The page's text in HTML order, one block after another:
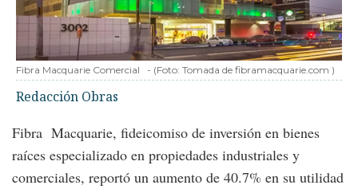
Fibra Macquarie Comercial - (Foto: Tomada de fibramacquarie.com )
Redacción Obras
Fibra Macquarie, fideicomiso de inversión en bienes
raíces especializado en propiedades industriales y
comerciales, reportó un aumento de 40.7% en su utilidad